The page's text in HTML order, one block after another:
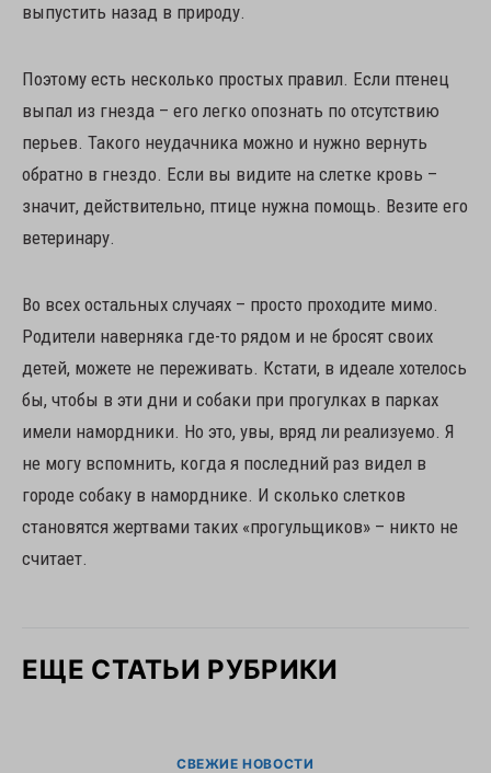
выпустить назад в природу.
Поэтому есть несколько простых правил. Если птенец
выпал из гнезда – его легко опознать по отсутствию
перьев. Такого неудачника можно и нужно вернуть
обратно в гнездо. Если вы видите на слетке кровь –
значит, действительно, птице нужна помощь. Везите его
ветеринару.
Во всех остальных случаях – просто проходите мимо.
Родители наверняка где-то рядом и не бросят своих
детей, можете не переживать. Кстати, в идеале хотелось
бы, чтобы в эти дни и собаки при прогулках в парках
имели намордники. Но это, увы, вряд ли реализуемо. Я
не могу вспомнить, когда я последний раз видел в
городе собаку в наморднике. И сколько слетков
становятся жертвами таких «прогульщиков» – никто не
считает.
ЕЩЕ СТАТЬИ РУБРИКИ
СВЕЖИЕ НОВОСТИ